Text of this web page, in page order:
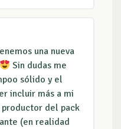
una nueva
Sin dudas me
sólido y el
incluir más a mi
del pack
(en realidad